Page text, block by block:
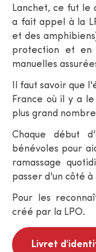
Lanchet, ce fut le
a fait appel à la
et des
protection et en
manuelles
Il faut savoir que
France où il y a
plus grand
Chaque début
bénévoles pour
ramassage
passer d'un côté à
Pour les
créé par la LPO.
Livret